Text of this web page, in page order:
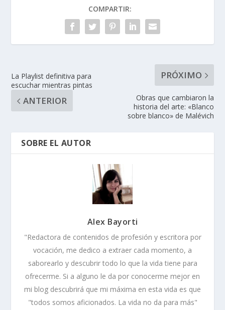
COMPARTIR:
La Playlist definitiva para
escuchar mientras pintas
ANTERIOR
PRÓXIMO
Obras que cambiaron la
historia del arte: «Blanco
sobre blanco» de Malévich
SOBRE EL AUTOR
Alex Bayorti
"Redactora de contenidos de profesión y escritora por
vocación, me dedico a extraer cada momento, a
saborearlo y descubrir todo lo que la vida tiene para
ofrecerme. Si a alguno le da por conocerme mejor en
mi blog descubrirá que mi máxima en esta vida es que
"todos somos aficionados. La vida no da para más"